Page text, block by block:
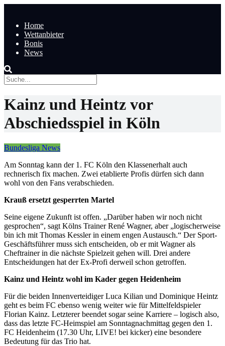
Home
Wettanbieter
Bonis
News
Kainz und Heintz vor
Abschiedsspiel in Köln
Bundesliga News
Am Sonntag kann der 1. FC Köln den Klassenerhalt auch
rechnerisch fix machen. Zwei etablierte Profis dürfen sich dann
wohl von den Fans verabschieden.
Krauß ersetzt gesperrten Martel
Seine eigene Zukunft ist offen. „Darüber haben wir noch nicht
gesprochen“, sagt Kölns Trainer René Wagner, aber „logischerweise
bin ich mit Thomas Kessler in einem engen Austausch.“ Der Sport-
Geschäftsführer muss sich entscheiden, ob er mit Wagner als
Cheftrainer in die nächste Spielzeit gehen will. Drei andere
Entscheidungen hat der Ex-Profi derweil schon getroffen.
Kainz und Heintz wohl im Kader gegen Heidenheim
Für die beiden Innenverteidiger Luca Kilian und Dominique Heintz
geht es beim FC ebenso wenig weiter wie für Mittelfeldspieler
Florian Kainz. Letzterer beendet sogar seine Karriere – logisch also,
dass das letzte FC-Heimspiel am Sonntagnachmittag gegen den 1.
FC Heidenheim (17.30 Uhr, LIVE! bei kicker) eine besondere
Bedeutung für das Trio hat.